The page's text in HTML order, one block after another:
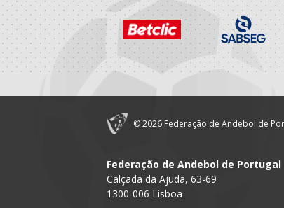
© 2026 Federação de Andebol de
Federação de Andebol de Portugal
Calçada da Ajuda, 63-69
1300-006 Lisboa